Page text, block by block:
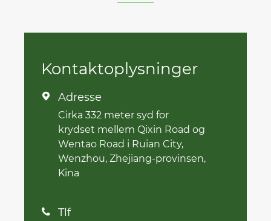
Kontaktoplysninger
 Adresse
Cirka 332 meter syd for
krydset mellem Qixin Road og
Wentao Road i Ruian City,
Wenzhou, Zhejiang-provinsen,
Kina
 Tlf